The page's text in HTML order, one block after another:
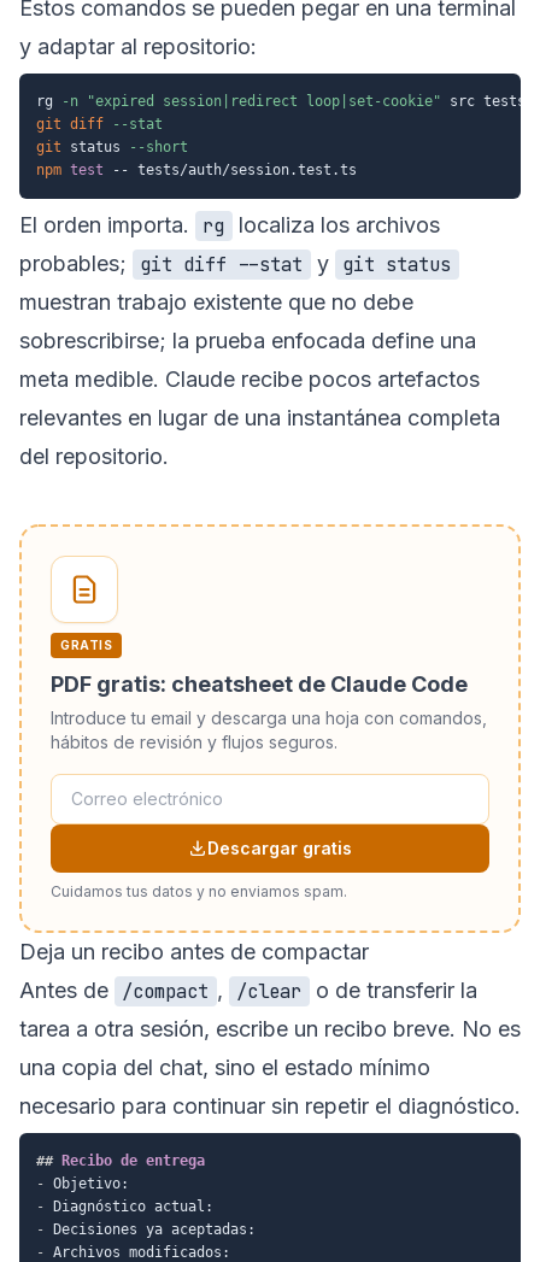
Estos comandos se pueden pegar en una terminal
y adaptar al repositorio:
rg -n "expired session|redirect loop|set-cookie"
git diff
--stat
git status
--short
npm test
El orden importa. rg
localiza los archivos
probables;
git diff --stat y git status
muestran trabajo existente que no debe
sobrescribirse; la prueba enfocada define una
meta medible. Claude recibe pocos artefactos
relevantes en lugar de una instantánea completa
del repositorio.
GRATIS
PDF gratis: cheatsheet de Claude Code
Introduce tu email y descarga una hoja con comandos,
hábitos de revisión y flujos seguros.
Descargar gratis
Cuidamos tus datos y no enviamos spam.
Deja un recibo antes de compactar
Antes de
/compact , /clear
o de transferir la
tarea a otra sesión, escribe un recibo breve. No es
una copia del chat, sino el estado mínimo
necesario para continuar sin repetir el diagnóstico.
## Recibo de entrega
-
-
-
-